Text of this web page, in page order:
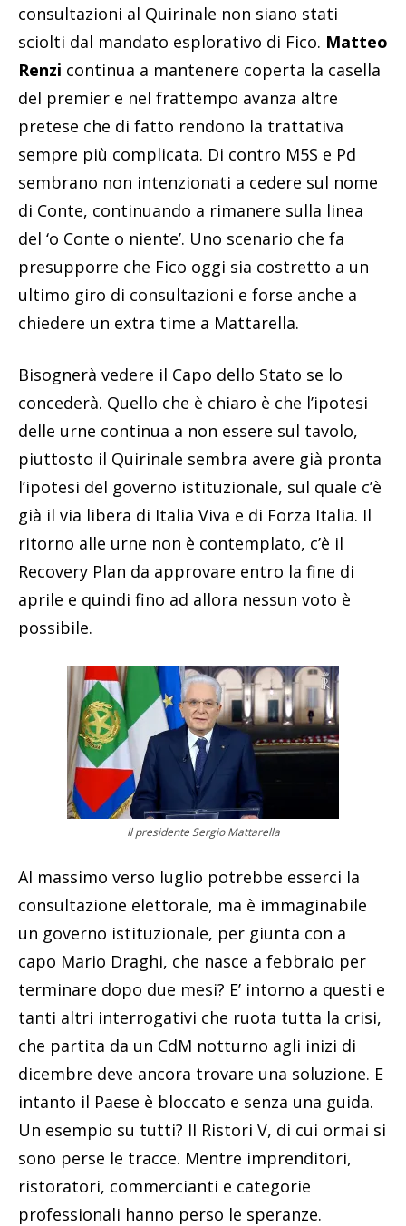
consultazioni al Quirinale non siano stati
sciolti dal mandato esplorativo di Fico. Matteo
Renzi continua a mantenere coperta la casella
del premier e nel frattempo avanza altre
pretese che di fatto rendono la trattativa
sempre più complicata. Di contro M5S e Pd
sembrano non intenzionati a cedere sul nome
di Conte, continuando a rimanere sulla linea
del ‘o Conte o niente’. Uno scenario che fa
presupporre che Fico oggi sia costretto a un
ultimo giro di consultazioni e forse anche a
chiedere un extra time a Mattarella.
Bisognerà vedere il Capo dello Stato se lo
concederà. Quello che è chiaro è che l’ipotesi
delle urne continua a non essere sul tavolo,
piuttosto il Quirinale sembra avere già pronta
l’ipotesi del governo istituzionale, sul quale c’è
già il via libera di Italia Viva e di Forza Italia. Il
ritorno alle urne non è contemplato, c’è il
Recovery Plan da approvare entro la fine di
aprile e quindi fino ad allora nessun voto è
possibile.
Il presidente Sergio Mattarella
Al massimo verso luglio potrebbe esserci la
consultazione elettorale, ma è immaginabile
un governo istituzionale, per giunta con a
capo Mario Draghi, che nasce a febbraio per
terminare dopo due mesi? E’ intorno a questi e
tanti altri interrogativi che ruota tutta la crisi,
che partita da un CdM notturno agli inizi di
dicembre deve ancora trovare una soluzione. E
intanto il Paese è bloccato e senza una guida.
Un esempio su tutti? Il Ristori V, di cui ormai si
sono perse le tracce. Mentre imprenditori,
ristoratori, commercianti e categorie
professionali hanno perso le speranze.